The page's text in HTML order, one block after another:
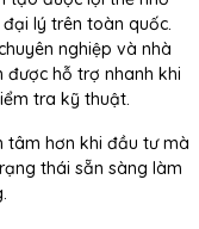
lý trên toàn quốc.
nghiệp và nhà
hỗ trợ nhanh khi
tra kỹ thuật.
tâm hơn khi đầu tư mà
thái sẵn sàng làm